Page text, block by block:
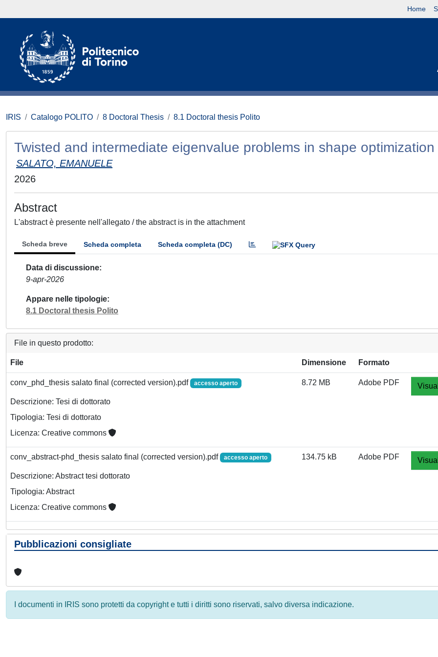
Home
IRIS Catalogo POLITO 8 Doctoral Thesis 8.1 Doctoral thesis Polito
Twisted and intermediate eigenvalue problems in shape optimization
SALATO, EMANUELE
2026
Abstract
L'abstract è presente nell'allegato / the abstract is in the attachment
Scheda breve Scheda completa Scheda completa (DC)
Data di discussione
9-apr-2026
Appare nelle tipologie
8.1 Doctoral thesis Polito
File in questo prodotto:
File Dimensione Formato
conv_phd_thesis salato final (corrected version).pdf accesso aperto
Descrizione: Tesi di dottorato
Tipologia: Tesi di dottorato
Licenza: Creative commons
8.72 MB Adobe PDF
conv_abstract-phd_thesis salato final (corrected version).pdf accesso aperto
Descrizione: Abstract tesi dottorato
Tipologia: Abstract
Licenza: Creative commons
134.75 kB Adobe PDF
Pubblicazioni consigliate
I documenti in IRIS sono protetti da copyright e tutti i diritti sono riservati, salvo diversa indicazione.